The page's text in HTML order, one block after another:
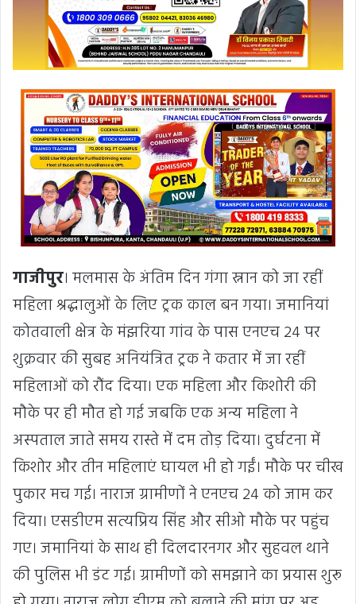
गाजीपुर। मलमास के अंतिम दिन गंगा स्नान को जा रहीं
महिला श्रद्धालुओं के लिए ट्रक काल बन गया। जमानियां
कोतवाली क्षेत्र के मंझरिया गांव के पास एनएच 24 पर
शुक्रवार की सुबह अनियंत्रित ट्रक ने कतार में जा रहीं
महिलाओं को रौंद दिया। एक महिला और किशोरी की
मौके पर ही मौत हो गई जबकि एक अन्य महिला ने
अस्पताल जाते समय रास्ते में दम तोड़ दिया। दुर्घटना में
किशोर और तीन महिलाएं घायल भी हो गईं। मौके पर चीख
पुकार मच गई। नाराज ग्रामीणों ने एनएच 24 को जाम कर
दिया। एसडीएम सत्यप्रिय सिंह और सीओ मौके पर पहुंच
गए। जमानियां के साथ ही दिलदारनगर और सुहवल थाने
की पुलिस भी डंट गई। ग्रामीणों को समझाने का प्रयास शुरू